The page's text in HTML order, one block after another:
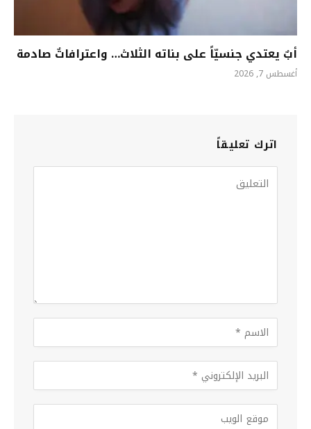
أبٌ يعتدي جنسيّاً على بناته الثلاث… واعترافاتٌ صادمة
أغسطس 7, 2026
اترك تعليقاً